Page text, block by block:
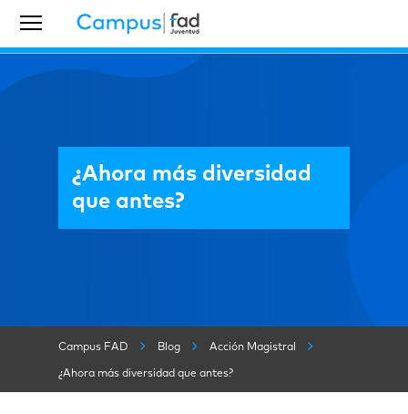
¿Ahora más diversidad
que antes?
Campus FAD Blog Acción Magistral
¿Ahora más diversidad que antes?